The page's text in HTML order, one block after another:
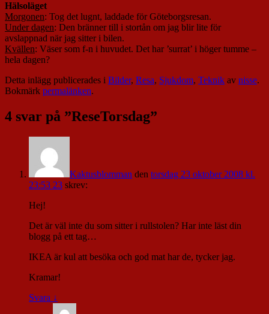
Hälsoläget
Morgonen: Tog det lugnt, laddade för Göteborgsresan.
Under dagen: Den bränner till i stortån om jag blir lite för
avslappnad när jag sitter i bilen.
Kvällen: Väser som f-n i huvudet. Det har ’surrat’ i höger tumme –
hela dagen?
Detta inlägg publicerades i Bilder, Resa, Sjukdom, Teknik av nisse.
Bokmärk permalänken.
4 svar på ”ReseTorsdag”
Kaktusblomman den torsdag 23 oktober 2008 kl.
23:53 23 skrev:
Hej!
Det är väl inte du som sitter i rullstolen? Har inte läst din
blogg på ett tag…
IKEA är kul att besöka och god mat har de, tycker jag.
Kramar!
Svara ↓